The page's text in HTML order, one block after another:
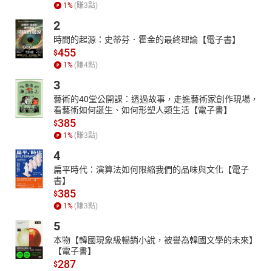
1 % (賺3點)
2
時間的起源：史蒂芬．霍金的最終理論【電子書】
$455
1 % (賺4點)
3
藝術的40堂公開課：透過故事，走進藝術家創作現場，
看藝術如何誕生、如何形塑人類生活【電子書】
$385
1 % (賺3點)
4
扁平時代：演算法如何限縮我們的品味與文化【電子
書】
$385
1 % (賺3點)
5
本物【韓國現象級暢銷小說，被譽為韓國文學的未來】
【電子書】
$287